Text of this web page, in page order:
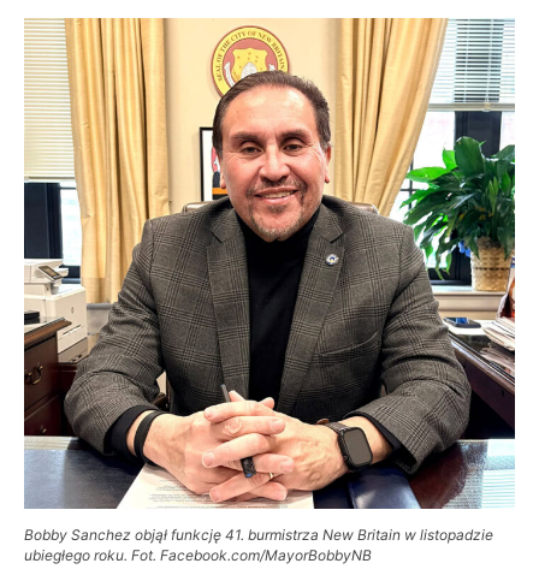
Bobby Sanchez objął funkcję 41. burmistrza New Britain w listopadzie
ubiegłego roku. Fot. Facebook.com/MayorBobbyNB